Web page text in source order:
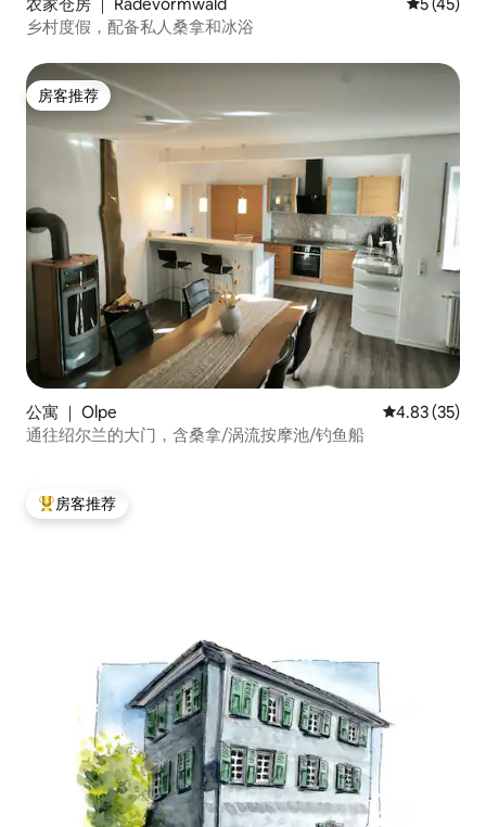
乡村度假，配备私人桑拿和冰浴
房客推荐
房客推荐
公寓 ｜ Olpe 平均评分
4.83 (35)
通往绍尔兰的大门，含桑拿/涡流按摩池/钓鱼船
热门「房客推荐」
房客推荐